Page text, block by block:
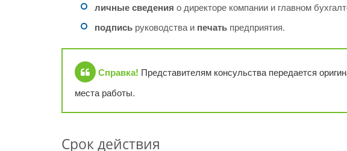
личные сведения о директоре компании и главном
подпись руководства и печать предприятия.
Справка! Представителям консульства передается
места работы.
Срок действия